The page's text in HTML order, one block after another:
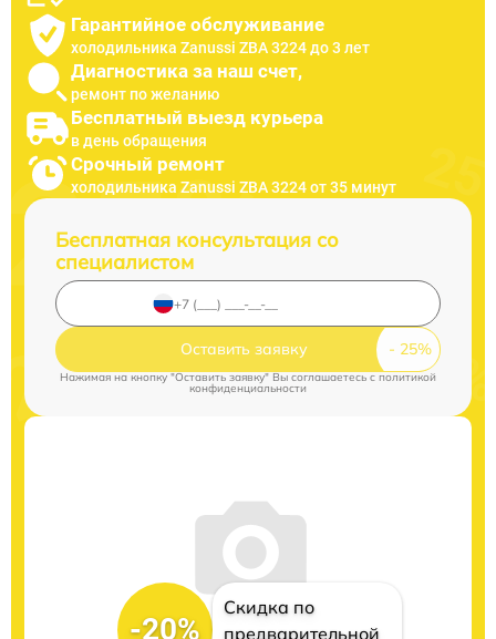
Гарантийное обслуживание
холодильника Zanussi ZBA 3224 до 3 лет
Диагностика за наш счет,
ремонт по желанию
Бесплатный выезд курьера
в день обращения
Срочный ремонт
холодильника Zanussi ZBA 3224 от 35 минут
Бесплатная консультация со
специалистом
Оставить заявку
Нажимая на кнопку "Оставить заявку" Вы соглашаетесь cполитикой
конфиденциальности
-20%
Скидка по
предварительной